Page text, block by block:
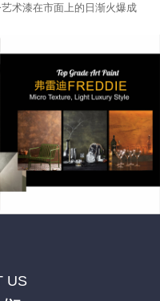
术漆在市面上的日渐火爆成
US